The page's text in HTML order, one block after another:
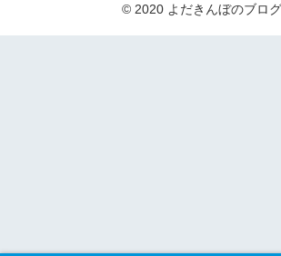
© 2020 よだきんぼのブログ.